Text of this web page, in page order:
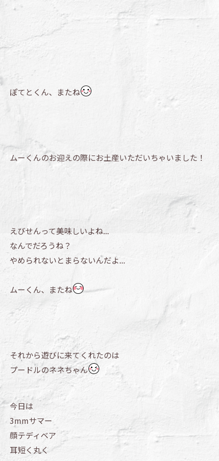
ぽてとくん、またね
ムーくんのお迎えの際にお土産いただいちゃいました！
えびせんって美味しいよね...
なんでだろうね？
やめられないとまらないんだよ...
ムーくん、またね
それから遊びに来てくれたのは
プードルのネネちゃん
今日は
3mmサマー
顔テディベア
耳短く丸く